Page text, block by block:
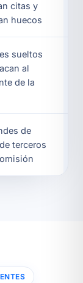
citas y
huecos
sueltos
al
de la
de
terceros